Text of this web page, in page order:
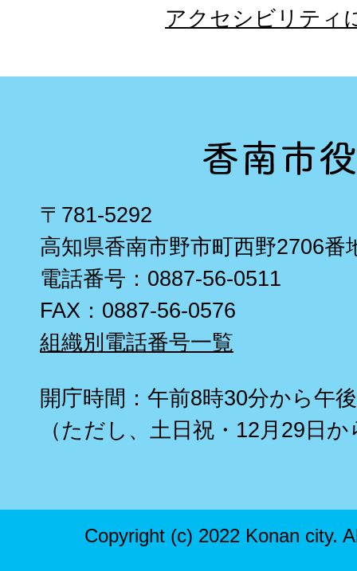
アクセシビリティ
〒781-5292
高知県香南市野市町西野2706番
電話番号：0887-56-0511
FAX：0887-56-0576
組織別電話番号一覧
開庁時間：午前8時30分から午
（ただし、土日祝・12月29日
Copyright (c) 2022 Konan city.